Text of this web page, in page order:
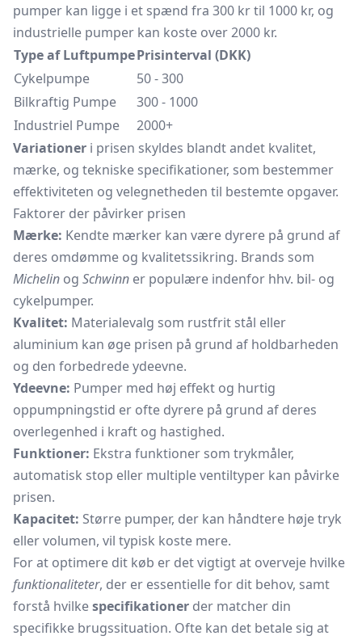
pumper kan ligge i et spænd fra 300 kr til 1000 kr, og
industrielle pumper kan koste over 2000 kr.
Type af LuftpumpePrisinterval (DKK)
Cykelpumpe
50 - 300
Bilkraftig Pumpe
300 - 1000
Industriel Pumpe
2000+
Variationer i prisen skyldes blandt andet kvalitet,
mærke, og tekniske specifikationer, som bestemmer
effektiviteten og velegnetheden til bestemte opgaver.
Faktorer der påvirker prisen
Mærke: Kendte mærker kan være dyrere på grund af
deres omdømme og kvalitetssikring. Brands som
Michelin og Schwinn er populære indenfor hhv. bil- og
cykelpumper.
Kvalitet: Materialevalg som rustfrit stål eller
aluminium kan øge prisen på grund af holdbarheden
og den forbedrede ydeevne.
Ydeevne: Pumper med høj effekt og hurtig
oppumpningstid er ofte dyrere på grund af deres
overlegenhed i kraft og hastighed.
Funktioner: Ekstra funktioner som trykmåler,
automatisk stop eller multiple ventiltyper kan påvirke
prisen.
Kapacitet: Større pumper, der kan håndtere høje tryk
eller volumen, vil typisk koste mere.
For at optimere dit køb er det vigtigt at overveje hvilke
funktionaliteter, der er essentielle for dit behov, samt
forstå hvilkespecifikationer der matcher din
specifikke brugssituation. Ofte kan det betale sig at